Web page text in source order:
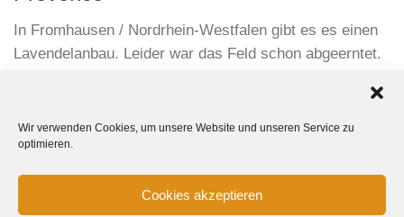
Wir verwenden Cookies, um unsere Website und unseren Service zu
optimieren.
Cookies akzeptieren
In Fromhausen / Nordrhein-Westfalen gibt es es einen
Lavendelanbau. Leider war das Feld schon abgeerntet.